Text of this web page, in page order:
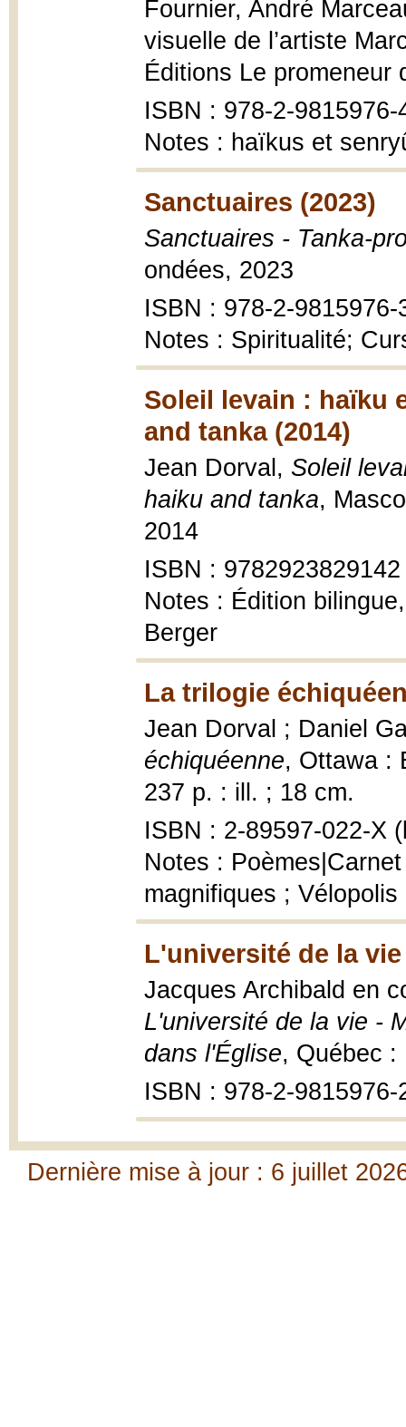
Fournier, André
visuelle de l’artiste
Éditions Le promeneur
ISBN : 978-2-9815976-
Notes : haïkus et
Sanctuaires (2023)
Sanctuaires - Tanka-
ondées, 2023
ISBN : 978-2-9815976-
Notes : Spiritualité;
Soleil levain : haïku
and tanka (2014)
Jean Dorval, Soleil
haiku and tanka,
2014
ISBN : 9782923829142
Notes : Édition
Berger
La trilogie
Jean Dorval ; Daniel
échiquéenne, Ottawa :
237 p. : ill. ; 18 cm.
ISBN : 2-89597-022-X
Notes :
magnifiques ; Vélopolis
L'université de la vie
Jacques Archibald en
L'université de la vie -
dans l'Église, Québec :
ISBN : 978-2-9815976-
Dernière mise à jour : 6 juillet